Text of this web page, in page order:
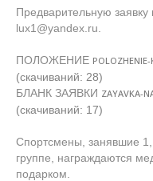
Предварительную
lux1@yandex.ru.
ПОЛОЖЕНИЕ
(cкачиваний: 28)
БЛАНК ЗАЯВКИ ZAYAVKA-
(cкачиваний: 17)
Спортсмены, занявшие 1,
группе, награждаются
подарком.